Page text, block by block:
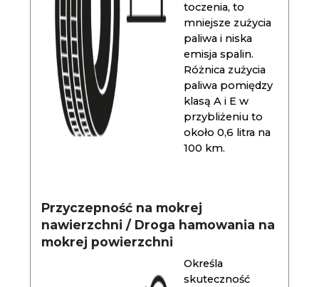
toczenia, to
mniejsze zużycia
paliwa i niska
emisja spalin.
Różnica zużycia
paliwa pomiędzy
klasą A i E w
przybliżeniu to
około 0,6 litra na
100 km.
Przyczepność na mokrej
nawierzchni / Droga hamowania na
mokrej powierzchni
Określa
skuteczność